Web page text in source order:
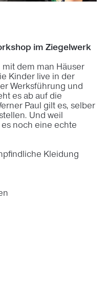
im Ziegelwerk
dem man Häuser
Kinder live in der
Werksführung und
es ab auf die
Paul gilt es, selber
Und weil
noch eine echte
Kleidung